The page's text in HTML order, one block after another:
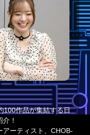
100作品が集結する日
！
ーティスト、CHOB-